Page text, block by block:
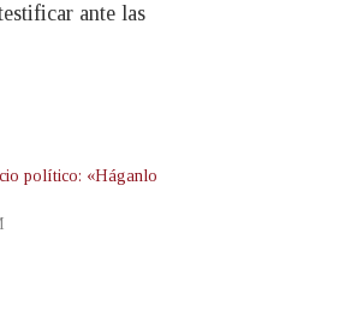
ante las
político: «Háganlo